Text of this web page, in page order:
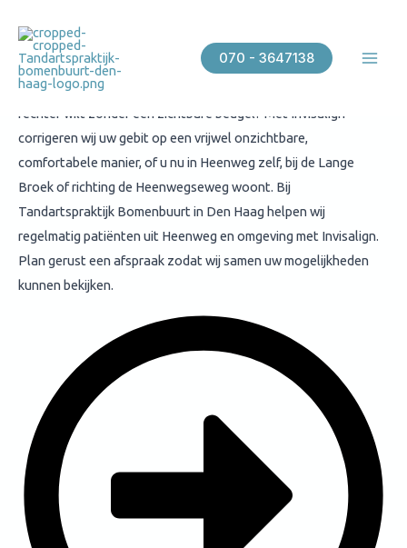
naar
inhoud
070 - 3647138
Invisalign Heenweg
Bent u op zoek naar Invisalign in Heenweg omdat u uw tanden
rechter wilt zonder een zichtbare beugel? Met Invisalign
corrigeren wij uw gebit op een vrijwel onzichtbare,
comfortabele manier, of u nu in Heenweg zelf, bij de Lange
Broek of richting de Heenwegseweg woont. Bij
Tandartspraktijk Bomenbuurt in Den Haag helpen wij
regelmatig patiënten uit Heenweg en omgeving met Invisalign.
Plan gerust een afspraak zodat wij samen uw mogelijkheden
kunnen bekijken.